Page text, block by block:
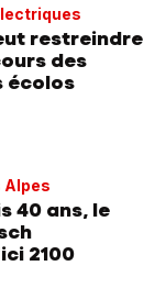
restreindre
des
écolos
Alpes
40 ans, le
2100